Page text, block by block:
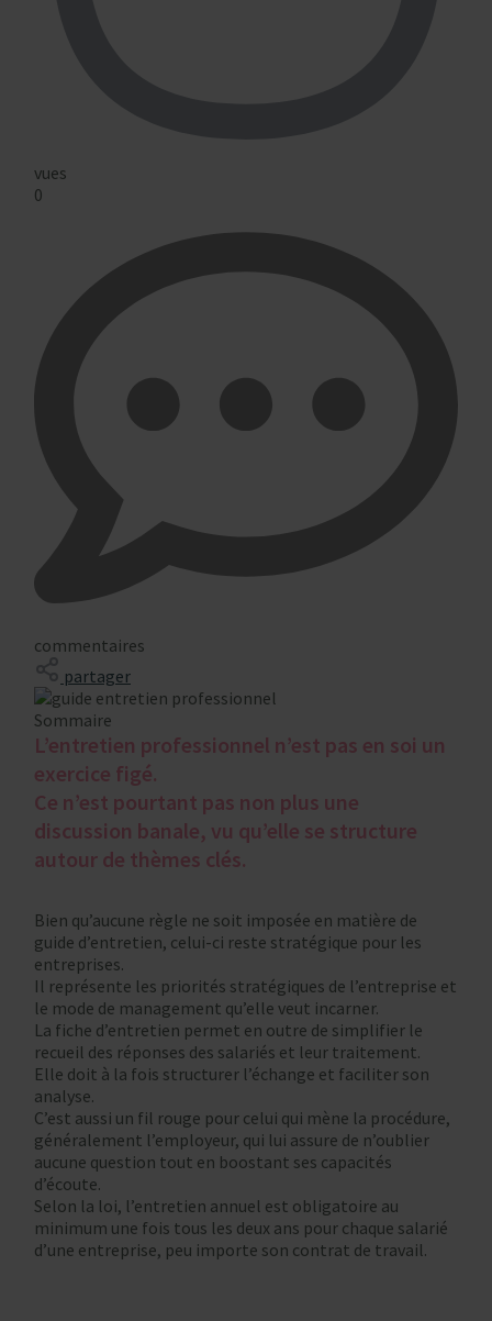
vues
0
commentaires
partager
Sommaire
L’entretien professionnel n’est pas en soi un
exercice figé.
Ce n’est pourtant pas non plus une
discussion banale, vu qu’elle se structure
autour de thèmes clés.
Bien qu’aucune règle ne soit imposée en matière de
guide d’entretien, celui-ci reste stratégique pour les
entreprises.
Il représente les priorités stratégiques de l’entreprise et
le mode de management qu’elle veut incarner.
La fiche d’entretien permet en outre de simplifier le
recueil des réponses des salariés et leur traitement.
Elle doit à la fois structurer l’échange et faciliter son
analyse.
C’est aussi un fil rouge pour celui qui mène la procédure,
généralement l’employeur, qui lui assure de n’oublier
aucune question tout en boostant ses capacités
d’écoute.
Selon la loi, l’entretien annuel est obligatoire au
minimum une fois tous les deux ans pour chaque salarié
d’une entreprise, peu importe son contrat de travail.